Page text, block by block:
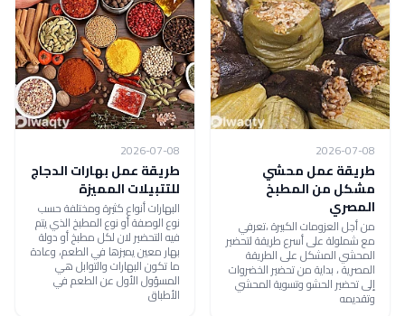
2026-07-08
طريقة عمل محشي
مشكل من المطبخ
المصري
من أجل العزومات الكبيرة ،تعرفي
مع شملولة على أسرع طريقة لتحضير
المحشي المشكل على الطريقة
المصرية ، بداية من تحضير الخضروات
إلى تحضير الحشو وتسوية المحشي
وتقديمه
2026-07-08
طريقة عمل بهارات الدجاج
للتتبيلات المميزة
البهارات أنواع كثيرة ومختلفة حسب
نوع الوصفة أو نوع المطبخ الذي يتم
فيه التحضير لان لكل مطبخ أو دولة
بهار معين يميزها في الطعم، وعادة
ما تكون البهارات والتوابل هي
المسؤول الأول عن الطعم في
الأطباق